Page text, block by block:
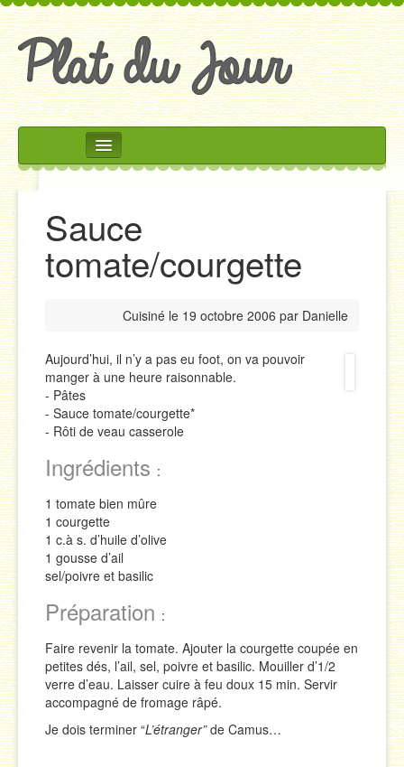
Rechercher
Accueil
Accompagnements
Plats
Salades
Sauces
Soupes & Potages
Trucs & Astuces
Sauce
tomate/courgette
Cuisiné le 19 octobre 2006 par Danielle
Aujourd’hui, il n’y a pas eu foot, on va pouvoir
manger à une heure raisonnable.
- Pâtes
- Sauce tomate/courgette*
- Rôti de veau casserole
Ingrédients :
1 tomate bien mûre
1 courgette
1 c.à s. d’huile d’olive
1 gousse d’ail
sel/poivre et basilic
Préparation :
Faire revenir la tomate. Ajouter la courgette coupée en
petites dés, l’ail, sel, poivre et basilic. Mouiller d’1/2
verre d’eau. Laisser cuire à feu doux 15 min. Servir
accompagné de fromage râpé.
Je dois terminer “L’étranger”de Camus…